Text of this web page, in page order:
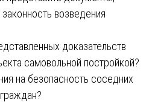
возведения
доказательств
самовольной постройкой?
на безопасность соседних